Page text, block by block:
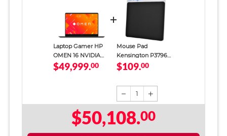
Laptop Gamer HP
OMEN 16 NVIDIA
GeForce RTX 5060
AMD Ryzen 9 24GB
$49,999.00
Mouse Pad
Kensington P3796
Negro
$109.00
1
$50,108.00